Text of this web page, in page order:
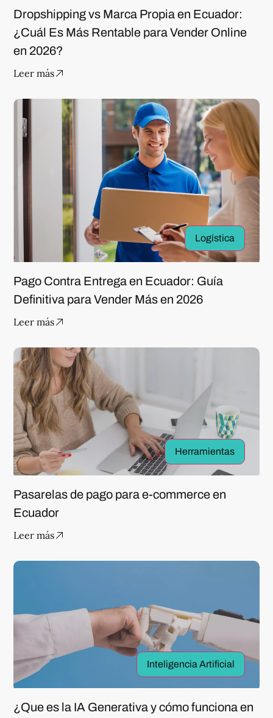
Dropshipping vs Marca Propia en Ecuador:
¿Cuál Es Más Rentable para Vender Online
en 2026?
Leer más
Logística
Pago Contra Entrega en Ecuador: Guía
Definitiva para Vender Más en 2026
Leer más
Herramientas
Pasarelas de pago para e-commerce en
Ecuador
Leer más
Inteligencia Artificial
¿Que es la IA Generativa y cómo funciona en